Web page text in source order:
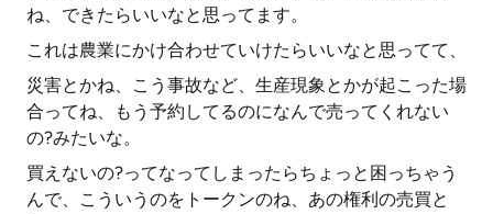
ね、できたらいいなと思ってます。
これは農業にかけ合わせていけたらいいなと思ってて、
災害とかね、こう事故など、生産現象とかが起こった場
合ってね、もう予約してるのになんで売ってくれない
の?みたいな。
買えないの?ってなってしまったらちょっと困っちゃう
んで、こういうのをトークンのね、あの権利の売買と